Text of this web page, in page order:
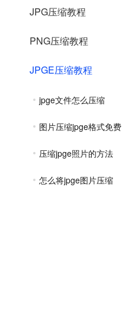
JPG压缩教程
PNG压缩教程
JPGE压缩教程
jpge文件怎么压缩
图片压缩jpge格式免费
压缩jpge照片的方法
怎么将jpge图片压缩